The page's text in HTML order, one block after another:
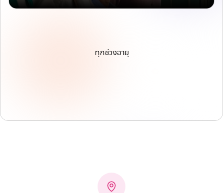
ทุกช่วงอายุ